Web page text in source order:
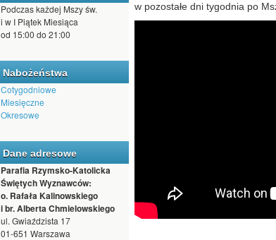
Podczas każdej Mszy św.
i w I Piątek Miesiąca
od 15:00 do 21:00
Nabożeństwa
Cotygodniowe
Miesięczne
Okresowe
Dane adresowe
Parafia Rzymsko-Katolicka
Świętych Wyznawców:
o. Rafała Kalinowskiego
i br. Alberta Chmielowskiego
ul. Gwiaździsta 17
01-651 Warszawa
w pozostałe dni tygodnia po